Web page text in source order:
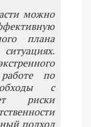
можно
плана
по
с
риски
подход